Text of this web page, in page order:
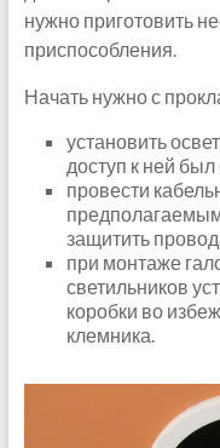
нужно приготовить
приспособления.
Начать нужно с
установить
доступ к ней
провести
предполагаемым
защитить
при монтаже
светильников
коробки во
клемника.